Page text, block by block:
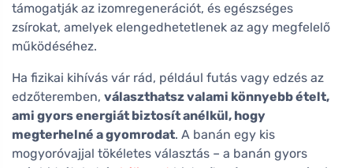
támogatják az izomregenerációt, és egészséges
zsírokat, amelyek elengedhetetlenek az agy megfelelő
működéséhez.
Ha fizikai kihívás vár rád, például futás vagy edzés az
edzőteremben, választhatsz valami könnyebb ételt,
ami gyors energiát biztosít anélkül, hogy
megterhelné a gyomrodat. A banán egy kis
mogyoróvajjal tökéletes választás – a banán gyors